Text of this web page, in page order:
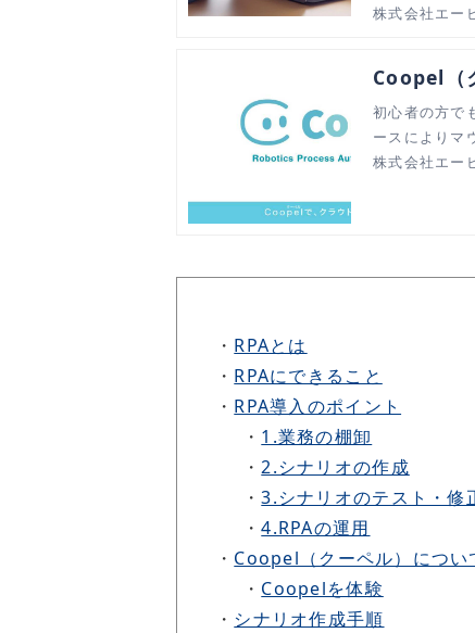
株式会社エー
Coopel（
初心者の方で
ースによりマ
株式会社エー
・ RPAとは
・ RPAにできること
・ RPA導入のポイント
・ 1.業務の棚卸
・2.シナリオの作成
・3.シナリオのテスト・修
・4.RPAの運用
・ Coopel（クーペル）につい
・ Coopelを体験
・ シナリオ作成手順